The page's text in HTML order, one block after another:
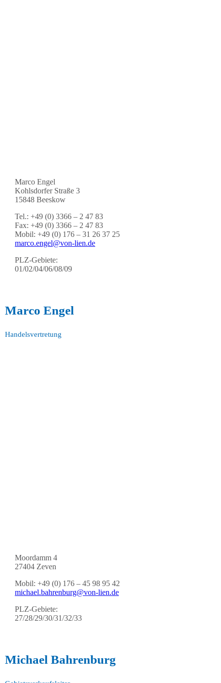
Marco Engel
Kohlsdorfer Straße 3
15848 Beeskow
Tel.: +49 (0) 3366 – 2 47 83
Fax: +49 (0) 3366 – 2 47 83
Mobil: +49 (0) 176 – 31 26 37 25
marco.engel@von-lien.de
PLZ-Gebiete:
01/02/04/06/08/09
Marco Engel
Handelsvertretung
Moordamm 4
27404 Zeven
Mobil: +49 (0) 176 – 45 98 95 42
michael.bahrenburg@von-lien.de
PLZ-Gebiete:
27/28/29/30/31/32/33
Michael Bahrenburg